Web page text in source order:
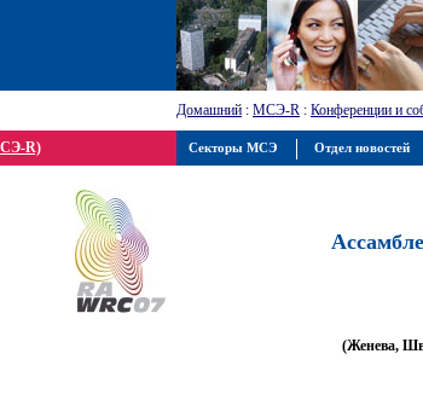
Домашний : МСЭ-R : Конференции и
R)
(Женева,
Секторы МСЭ Отдел новостей